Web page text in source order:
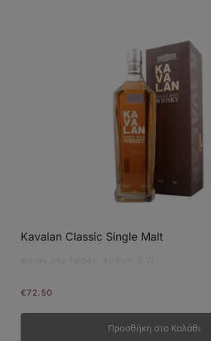
Kavalan Classic Single Malt
Whisky από Ταϊβάν 40%vol 0,7L
€72.50
Προσθήκη στο Καλάθι